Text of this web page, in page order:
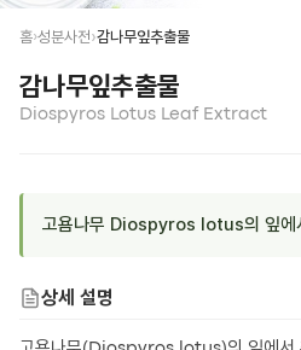
홈 성분사전 감나무잎추출물
감나무잎추출물
Diospyros Lotus Leaf Extract
고욤나무 Diospyros lotus의 잎에
상세 설명